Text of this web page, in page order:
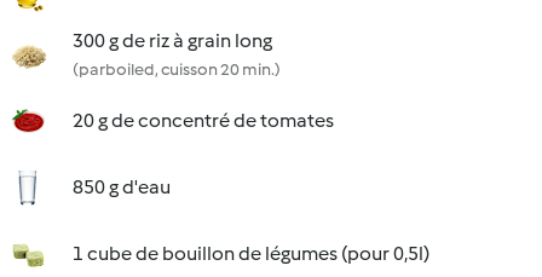
300 g de riz à grain long
(parboiled, cuisson 20 min.)
20 g de concentré de tomates
850 g d'eau
1 cube de bouillon de légumes (pour 0,5l)